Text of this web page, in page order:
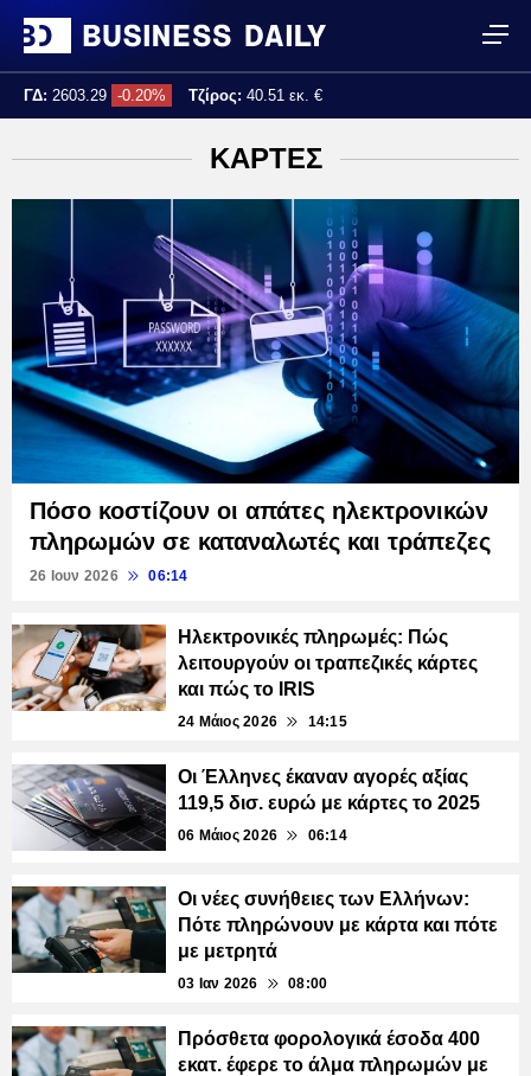
ΓΔ: 2603.29 -0.20% Τζίρος: 40.51 εκ. €
ΚΑΡΤΕΣ
Πόσο κοστίζουν οι απάτες ηλεκτρονικών
πληρωμών σε καταναλωτές και τράπεζες
26 Ιουν 2026 06:14
Ηλεκτρονικές πληρωμές: Πώς
λειτουργούν οι τραπεζικές κάρτες
και πώς το IRIS
24 Μάιος 2026 14:15
Οι Έλληνες έκαναν αγορές αξίας
119,5 δισ. ευρώ με κάρτες το 2025
06 Μάιος 2026 06:14
Οι νέες συνήθειες των Ελλήνων:
Πότε πληρώνουν με κάρτα και πότε
με μετρητά
03 Ιαν 2026 08:00
Πρόσθετα φορολογικά έσοδα 400
εκατ. έφερε το άλμα πληρωμών με